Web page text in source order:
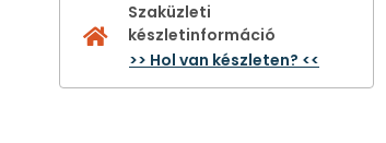
Szaküzleti
készletinformáció
>> Hol van készleten? <<